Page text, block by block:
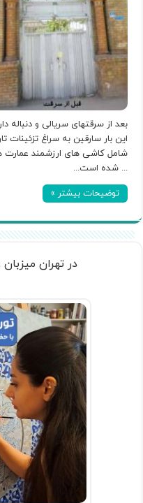
بعد از سرقتهای سریالی و
این بار سارقین به سراغ
شامل کاشی های ارزشمند عمارت
... شده است...
توضیحات بیشتر »
در تهران